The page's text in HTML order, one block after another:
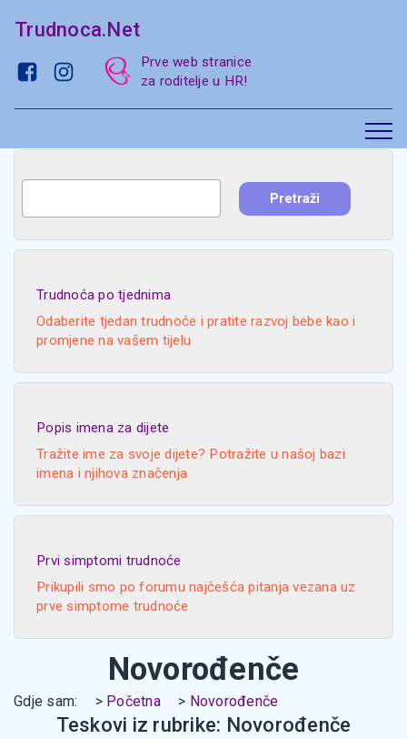
Trudnoca.Net
Prve web stranice
za roditelje u HR!
Trudnoća po tjednima
Odaberite tjedan trudnoće i pratite razvoj bebe kao i
promjene na vašem tijelu
Popis imena za dijete
Tražite ime za svoje dijete? Potražite u našoj bazi
imena i njihova značenja
Prvi simptomi trudnoće
Prikupili smo po forumu najčešća pitanja vezana uz
prve simptome trudnoće
Novorođenče
Gdje sam: Početna Novorođenče
Teskovi iz rubrike: Novorođenče